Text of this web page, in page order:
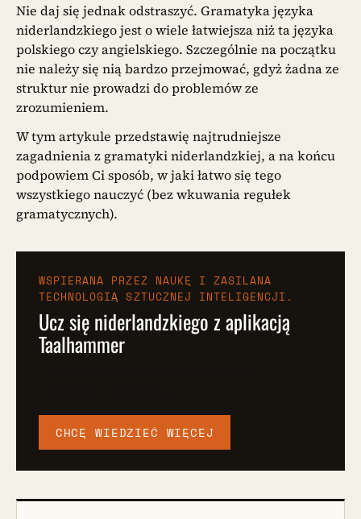
Nie daj się jednak odstraszyć. Gramatyka języka
niderlandzkiego jest o wiele łatwiejsza niż ta języka
polskiego czy angielskiego. Szczególnie na początku
nie należy się nią bardzo przejmować, gdyż żadna ze
struktur nie prowadzi do problemów ze
zrozumieniem.
W tym artykule przedstawię najtrudniejsze
zagadnienia z gramatyki niderlandzkiej, a na końcu
podpowiem Ci sposób, w jaki łatwo się tego
wszystkiego nauczyć (bez wkuwania regułek
gramatycznych).
WSPIERANA PRZEZ NAUKĘ I ZASILANA
TECHNOLOGIĄ SZTUCZNEJ INTELIGENCJI.
Ucz się niderlandzkiego z aplikacją
Taalhammer
CHCĘ WIEDZIEĆ WIĘCEJ